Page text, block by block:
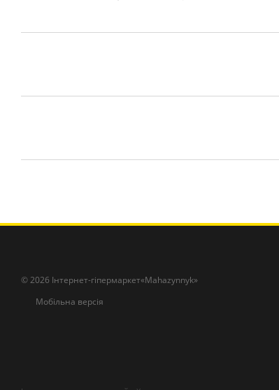
© 2026 Інтернет-гіпермаркет«Mahazynnyk»
Мобільна версія